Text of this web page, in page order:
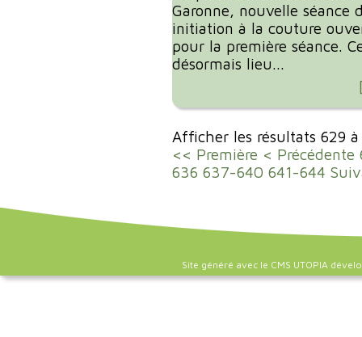
Garonne, nouvelle séance
initiation à la couture
pour la première séance.
désormais lieu...
Afficher les résultats 629
<< Première < Précédente
636 637-640 641-644
Site généré avec le CMS UTOPIA